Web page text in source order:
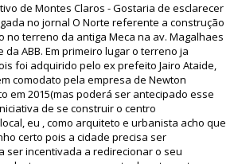
de Montes Claros - Gostaria de esclarecer
no jornal O Norte referente a construção
no terreno da antiga Meca na av. Magalhaes
ABB. Em primeiro lugar o terreno ja
foi adquirido pelo ex prefeito Jairo Ataide,
comodato pela empresa de Newton
em 2015(mas poderá ser antecipado esse
de se construir o centro
eu , como arquiteto e urbanista acho que
certo pois a cidade precisa ser
ser incentivada a redirecionar o seu